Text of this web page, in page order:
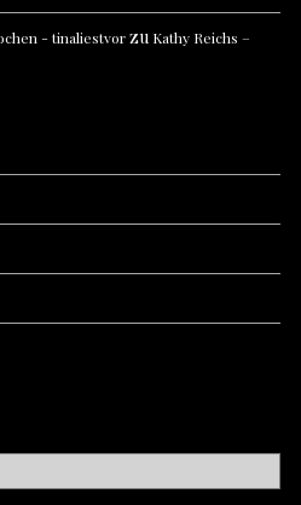
- tinaliestvorzu Kathy Reichs –